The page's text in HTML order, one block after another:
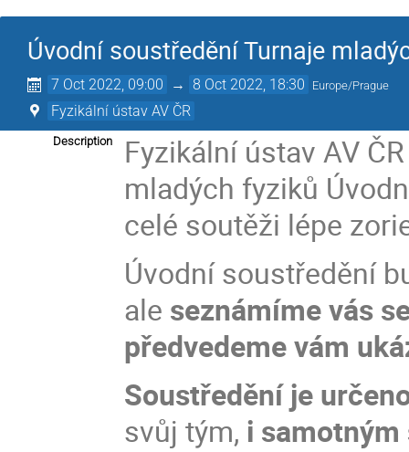
Úvodní soustředění Turnaje
7 Oct 2022, 09:00 → 8 Oct 2022, 18:30 Europe/Prague
Fyzikální ústav AV ČR
Description
Fyzikální ústav AV
mladých fyziků
celé soutěži lépe
Úvodní soustředění
ale seznámíme vás
předvedeme vám
Soustředění je
svůj tým, i